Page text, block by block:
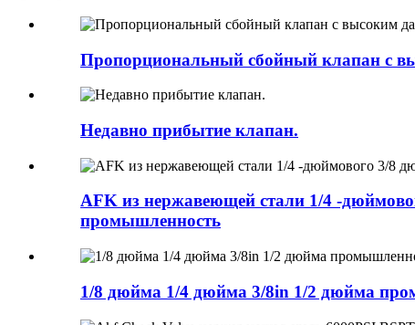
Пропорциональный сбойный клапан с
Недавно прибытие клапан.
AFK из нержавеющей стали 1/4 -
промышленность
1/8 дюйма 1/4 дюйма 3/8in 1/2 дюйма